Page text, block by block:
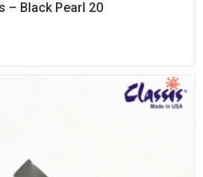
NHANH
– Black Pearl 20